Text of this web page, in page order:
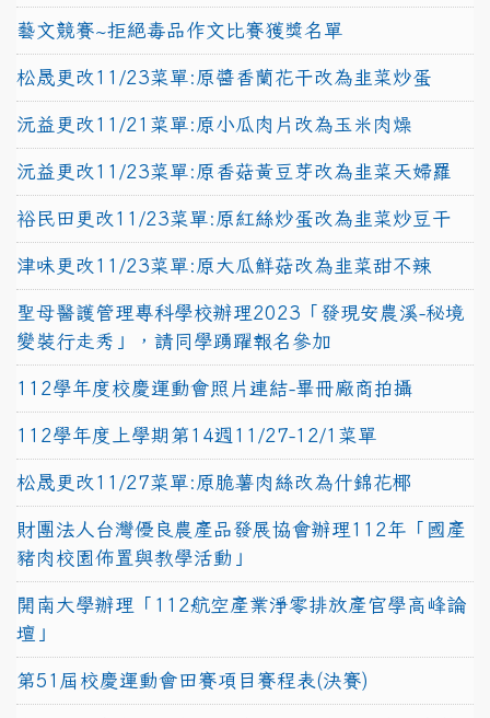
藝文競賽~拒絕毒品作文比賽獲獎名單
松晟更改11/23菜單:原醬香蘭花干改為韭菜炒蛋
沅益更改11/21菜單:原小瓜肉片改為玉米肉燥
沅益更改11/23菜單:原香菇黃豆芽改為韭菜天婦羅
裕民田更改11/23菜單:原紅絲炒蛋改為韭菜炒豆干
津味更改11/23菜單:原大瓜鮮菇改為韭菜甜不辣
聖母醫護管理專科學校辦理2023「發現安農溪-秘境
變裝行走秀」，請同學踴躍報名參加
112學年度校慶運動會照片連結-畢冊廠商拍攝
112學年度上學期第14週11/27-12/1菜單
松晟更改11/27菜單:原脆薯肉絲改為什錦花椰
財團法人台灣優良農產品發展協會辦理112年「國產
豬肉校園佈置與教學活動」
開南大學辦理「112航空產業淨零排放產官學高峰論
壇」
第51屆校慶運動會田賽項目賽程表(決賽)